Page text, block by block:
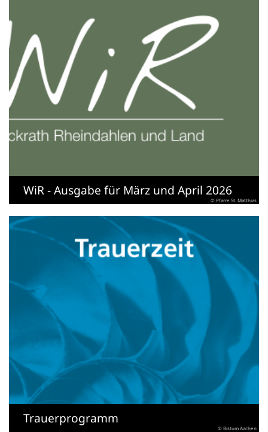
WiR - Ausgabe für März und April 2026
© Pfarre St. Matthias
Trauerprogramm
© Bistum Aachen